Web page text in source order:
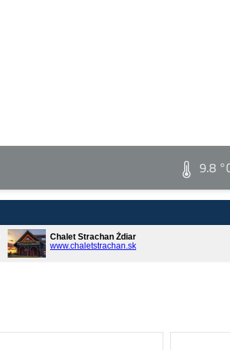
9.8
Chalet Strachan Ždiar
www.chaletstrachan.sk